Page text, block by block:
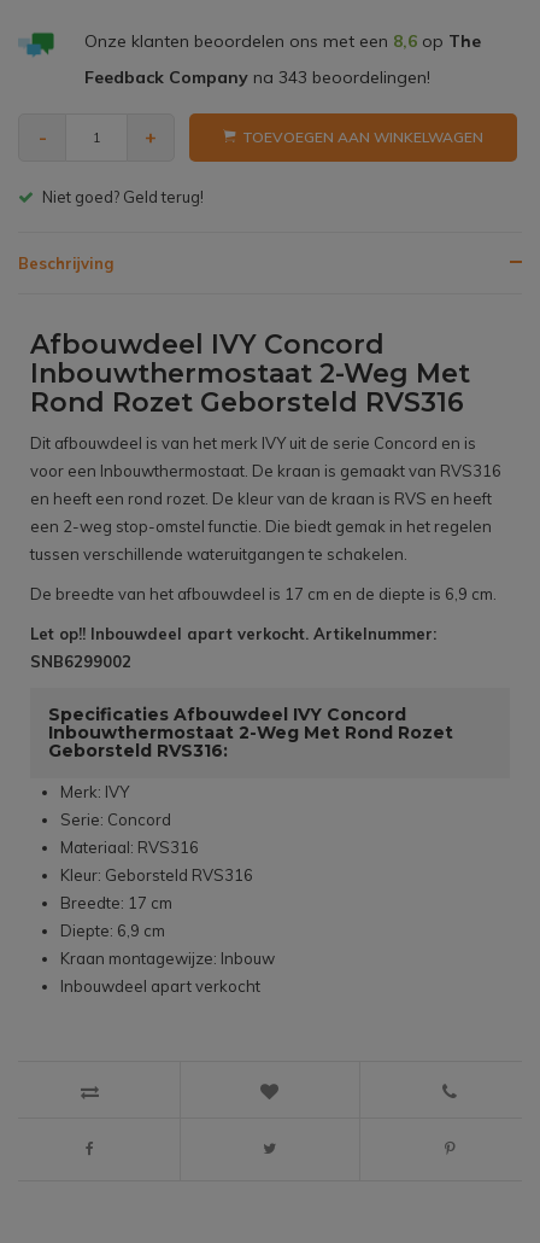
Onze klanten beoordelen ons met een 8,6op The
Feedback Companyna 343 beoordelingen!
- + TOEVOEGEN AAN WINKELWAGEN
Niet goed? Geld terug!
Beschrijving
Afbouwdeel IVY Concord
Inbouwthermostaat 2-Weg Met
Rond Rozet Geborsteld RVS316
Dit afbouwdeel is van het merk IVY uit de serie Concord en is
voor een Inbouwthermostaat. De kraan is gemaakt van RVS316
en heeft een rond rozet. De kleur van de kraan is RVS en heeft
een 2-weg stop-omstel functie. Die biedt gemak in het regelen
tussen verschillende wateruitgangen te schakelen.
De breedte van het afbouwdeel is 17 cm en de diepte is 6,9 cm.
Let op!! Inbouwdeel apart verkocht. Artikelnummer:
SNB6299002
Specificaties Afbouwdeel IVY Concord
Inbouwthermostaat 2-Weg Met Rond Rozet
Geborsteld RVS316:
Merk: IVY
Serie: Concord
Materiaal: RVS316
Kleur: Geborsteld RVS316
Breedte: 17 cm
Diepte: 6,9 cm
Kraan montagewijze: Inbouw
Inbouwdeel apart verkocht